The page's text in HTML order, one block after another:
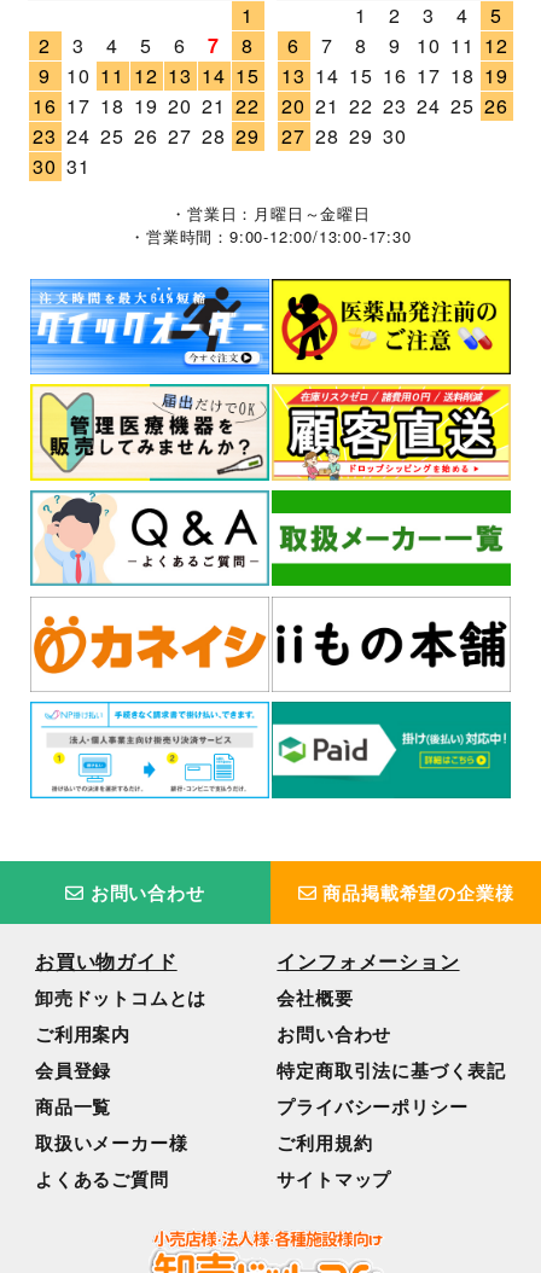
1
2
3 4 5 6 7
8
9
10 11 12 13 14 15
16 17 18 19 20 21 22
23 24 25 26 27 28 29
30 31
1
2 3 4
5
6
7 8 9 10 11 12
13 14 15 16 17 18 19
20 21 22 23 24 25 26
27 28 29 30
・営業日：月曜日～金曜日
・営業時間：9:00-12:00/13:00-17:30
お問い合わせ 商品掲載希望の企業様
お買い物ガイド
卸売ドットコムとは
ご利用案内
会員登録
商品一覧
取扱いメーカー様
よくあるご質問
インフォメーション
会社概要
お問い合わせ
特定商取引法に基づく表記
プライバシーポリシー
ご利用規約
サイトマップ